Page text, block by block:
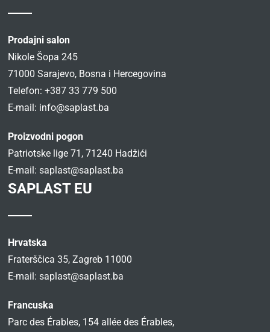
Prodajni salon
Nikole Šopa 245
71000 Sarajevo, Bosna i Hercegovina
Telefon: +387 33 779 500
E-mail: info@saplast.ba
Proizvodni pogon
Patriotske lige 71, 71240 Hadžići
E-mail:saplast@saplast.ba
SAPLAST EU
Hrvatska
Fraterščica 35, Zagreb 11000
E-mail:saplast@saplast.ba
Francuska
Parc des Érables, 154 allée des Érables,